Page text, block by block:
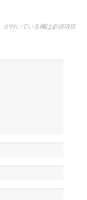
が付いている欄は必須項目